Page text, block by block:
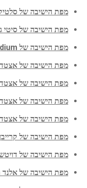
מפת הישיבה של
מפת הישיבה של סיטי
מפת הישיבה של Cleveland Browns Stadium
מפת הישיבה של
מפת הישיבה של
מפת הישיבה של
מפת הישיבה של
מפת הישיבה של
מפת הישיבה של
מפת הישיבה של אלנד